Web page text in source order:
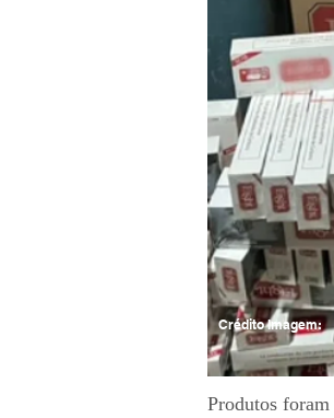
Crédito Imagem:
Produtos